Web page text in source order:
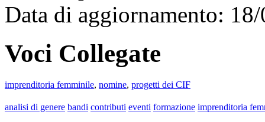
Data di aggiornamento:
Voci Collegate
imprenditoria femminile, nomine, progetti dei CIF
analisi di genere bandi contributi eventi formazione imprenditoria